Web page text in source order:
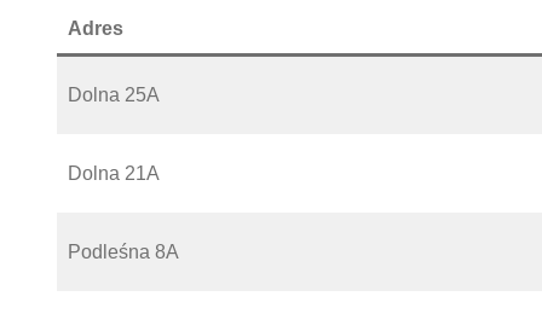
Adres
Dolna 25A
Dolna 21A
Podleśna 8A